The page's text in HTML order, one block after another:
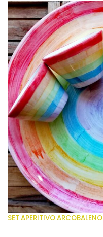
SET APERITIVO ARCOBALENO